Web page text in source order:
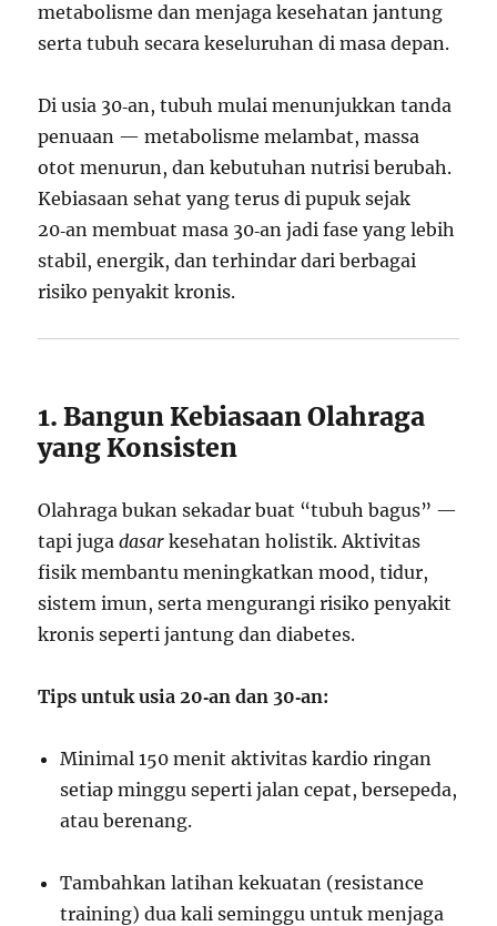
metabolisme dan menjaga kesehatan jantung
serta tubuh secara keseluruhan di masa depan.
Di usia 30‑an, tubuh mulai menunjukkan tanda
penuaan — metabolisme melambat, massa
otot menurun, dan kebutuhan nutrisi berubah.
Kebiasaan sehat yang terus di pupuk sejak
20‑an membuat masa 30‑an jadi fase yang lebih
stabil, energik, dan terhindar dari berbagai
risiko penyakit kronis.
1. Bangun Kebiasaan Olahraga
yang Konsisten
Olahraga bukan sekadar buat “tubuh bagus” —
tapi jugadasar kesehatan holistik. Aktivitas
fisik membantu meningkatkan mood, tidur,
sistem imun, serta mengurangi risiko penyakit
kronis seperti jantung dan diabetes.
Tips untuk usia 20‑an dan 30‑an:
Minimal 150 menit aktivitas kardio ringan
setiap minggu seperti jalan cepat, bersepeda,
atau berenang.
Tambahkan latihan kekuatan (resistance
training) dua kali seminggu untuk menjaga